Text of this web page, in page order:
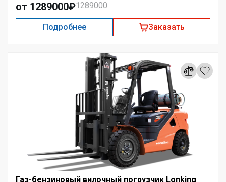
от 1289000₽1289000
Подробнее Заказать
Газ-бензиновый вилочный погрузчик Lonking